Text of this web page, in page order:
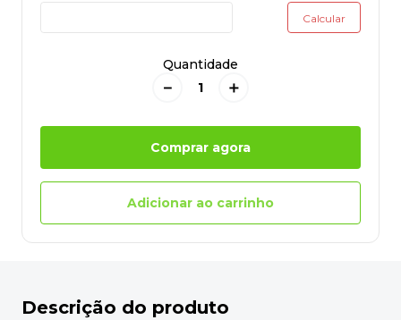
Quantidade
＋
－
Comprar agora
Adicionar ao carrinho
Descrição do produto